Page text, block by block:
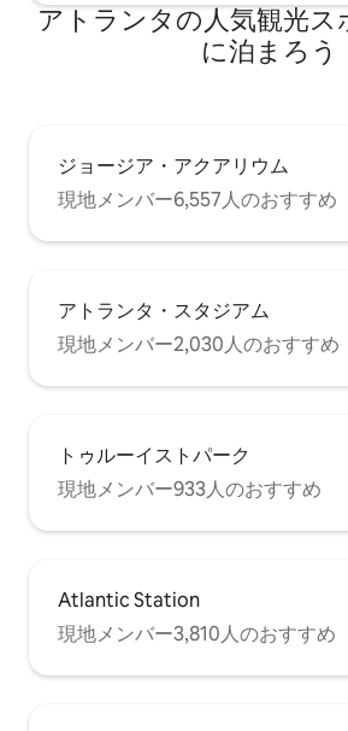
アトランタの人気観光ス
に泊まろう
ジョージア・アクアリウム
現地メンバー6,557人のおすすめ
アトランタ・スタジアム
現地メンバー2,030人のおすすめ
トゥルーイストパーク
現地メンバー933人のおすすめ
Atlantic Station
現地メンバー3,810人のおすすめ